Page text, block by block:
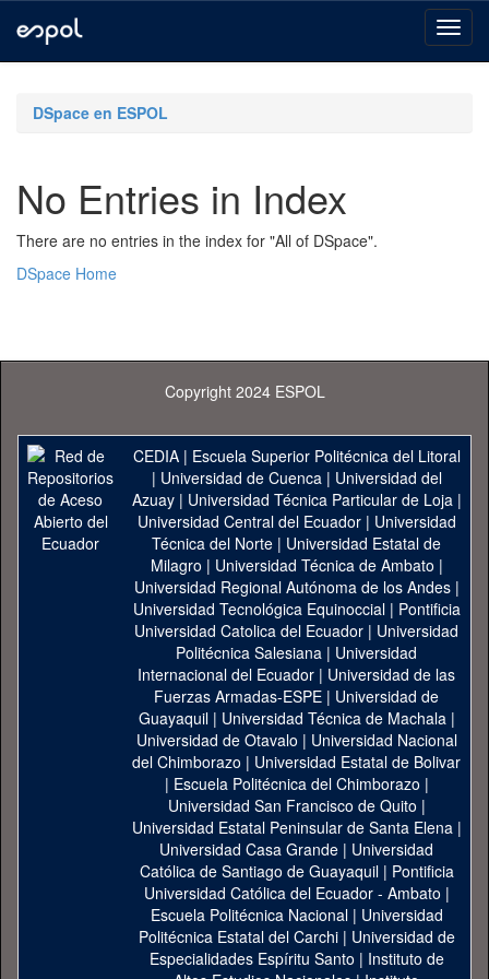
navigationDSpace en ESPOL
No Entries in Index
There are no entries in the index for "All of DSpace".
DSpace Home
Copyright 2024 ESPOL
CEDIA| Escuela Superior Politécnica del Litoral
| Universidad de Cuenca| Universidad del
Azuay| Universidad Técnica Particular de Loja|
Universidad Central del Ecuador| Universidad
Técnica del Norte | Universidad Estatal de
Milagro | Universidad Técnica de Ambato |
Universidad Regional Autónoma de los Andes|
Universidad Tecnológica Equinoccial| Pontificia
Universidad Catolica del Ecuador | Universidad
Politécnica Salesiana | Universidad
Internacional del Ecuador | Universidad de las
Fuerzas Armadas-ESPE | Universidad de
Guayaquil| Universidad Técnica de Machala|
Universidad de Otavalo | Universidad Nacional
del Chimborazo | Universidad Estatal de Bolivar
| Escuela Politécnica del Chimborazo |
Universidad San Francisco de Quito |
Universidad Estatal Peninsular de Santa Elena|
Universidad Casa Grande | Universidad
Católica de Santiago de Guayaquil| Pontificia
Universidad Católica del Ecuador - Ambato |
Escuela Politécnica Nacional| Universidad
Politécnica Estatal del Carchi| Universidad de
Especialidades Espíritu Santo | Instituto de